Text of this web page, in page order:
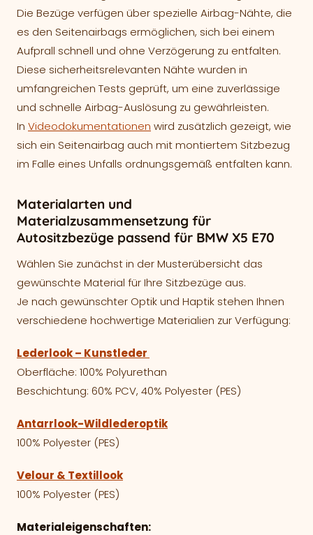
Die Bezüge verfügen über spezielle Airbag-Nähte, die
es den Seitenairbags ermöglichen, sich bei einem
Aufprall schnell und ohne Verzögerung zu entfalten.
Diese sicherheitsrelevanten Nähte wurden in
umfangreichen Tests geprüft, um eine zuverlässige
und schnelle Airbag-Auslösung zu gewährleisten.
In Videodokumentationen wird zusätzlich gezeigt, wie
sich ein Seitenairbag auch mit montiertem Sitzbezug
im Falle eines Unfalls ordnungsgemäß entfalten kann.
Materialarten und
Materialzusammensetzung für
Autositzbezüge passend für BMW X5 E70
Wählen Sie zunächst in der Musterübersicht das
gewünschte Material für Ihre Sitzbezüge aus.
Je nach gewünschter Optik und Haptik stehen Ihnen
verschiedene hochwertige Materialien zur Verfügung:
Lederlook – Kunstleder
Oberfläche: 100% Polyurethan
Beschichtung: 60% PCV, 40% Polyester (PES)
Antarrlook-Wildlederoptik
100% Polyester (PES)
Velour & Textillook
100% Polyester (PES)
Materialeigenschaften: